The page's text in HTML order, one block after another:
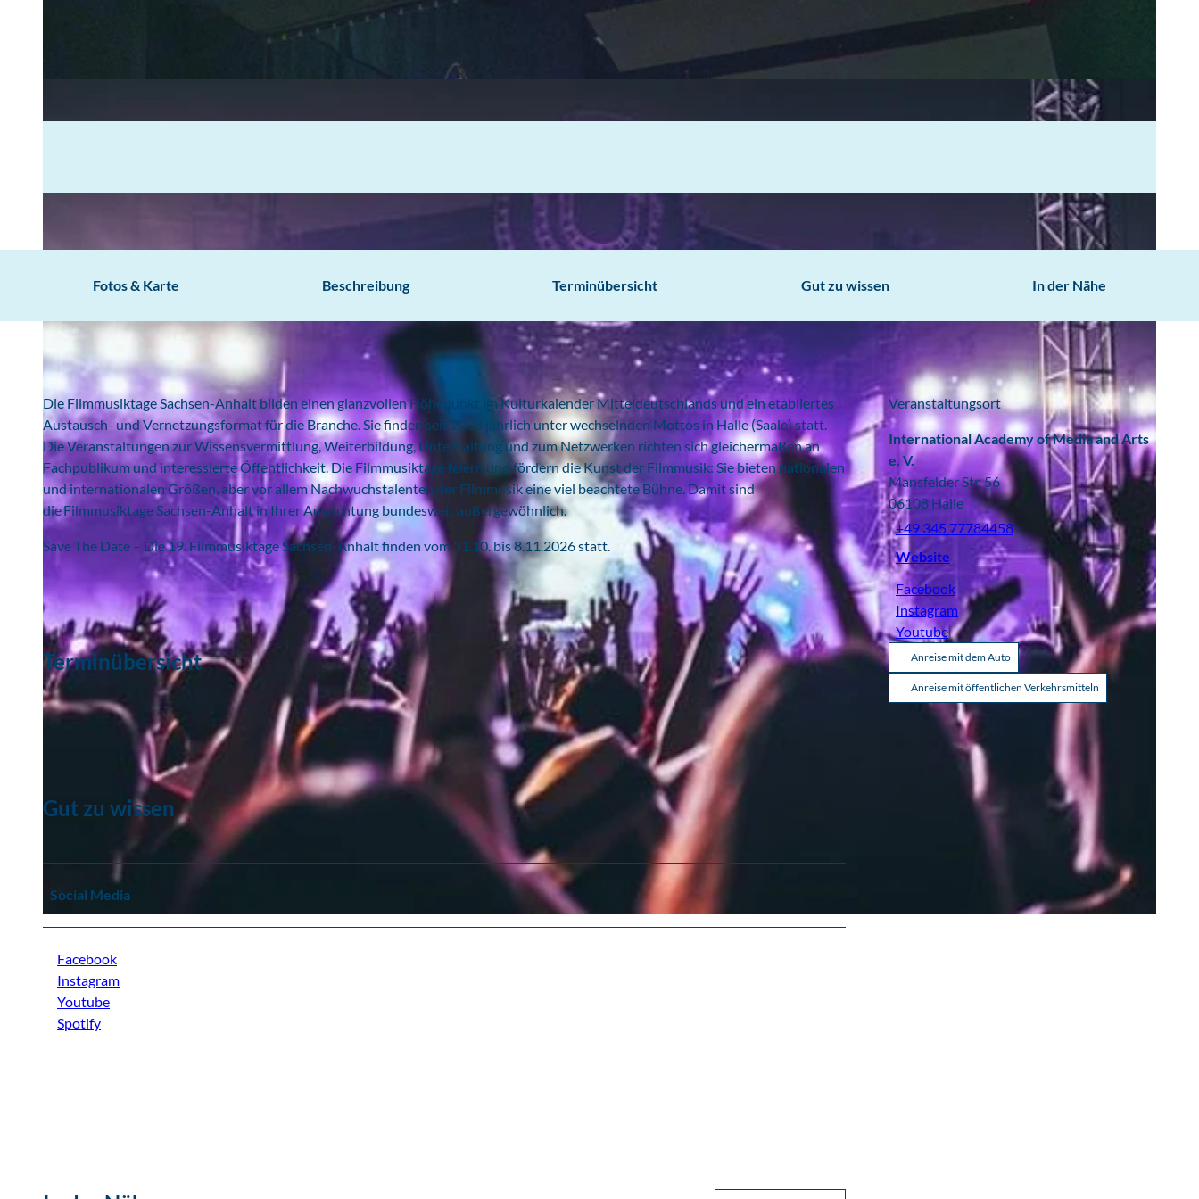
Fotos & Karte Beschreibung Terminübersicht Gut zu wissen In der Nähe
Die Filmmusiktage Sachsen-Anhalt bilden einen glanzvollen Höhepunkt im Kulturkalender Mitteldeutschlands und ein etabliertes
Austausch- und Vernetzungsformat für die Branche. Sie finden seit 2008 jährlich unter wechselnden Mottos in Halle (Saale) statt.
Die Veranstaltungen zur Wissensvermittlung, Weiterbildung, Unterhaltung und zum Netzwerken richten sich gleichermaßen an
Fachpublikum und interessierte Öffentlichkeit. Die Filmmusiktage feiern und fördern die Kunst der Filmmusik: Sie bieten nationalen
und internationalen Größen, aber vor allem Nachwuchstalenten der Filmmusik eine viel beachtete Bühne. Damit sind
die Filmmusiktage Sachsen-Anhalt in Ihrer Ausrichtung bundesweit außergewöhnlich.
Save The Date – Die 19. Filmmusiktage Sachsen-Anhalt finden vom 31.10. bis 8.11.2026 statt.
Terminübersicht
Gut zu wissen
Social Media
Facebook
Instagram
Youtube
Spotify
Veranstaltungsort
International Academy of Media and Arts
e. V.
Mansfelder Str. 56
06108 Halle
+49 345 77784458
Website
Facebook
Instagram
Youtube
Anreise mit dem Auto
Anreise mit öffentlichen Verkehrsmitteln